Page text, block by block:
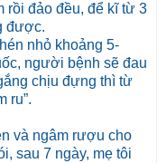
rồi đảo đều, để kĩ từ 3
được.
nhỏ khoảng 5-
người bệnh sẽ đau
chịu đựng thì từ
ru”.
và ngâm rượu cho
sau 7 ngày, mẹ tôi